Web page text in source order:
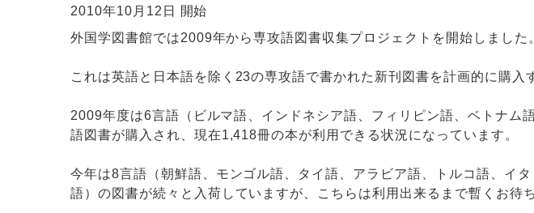
2010年10月12日 開始
外国学図書館では2009年から専攻語図書収集プロジェクトを開始しました
これは英語と日本語を除く23の専攻語で書かれた新刊図書を計画的に購入
2009年度は6言語（ビルマ語、インドネシア語、フィリピン語、ベトナム
語図書が購入され、現在1,418冊の本が利用できる状況になっています。
今年は8言語（朝鮮語、モンゴル語、タイ語、アラビア語、トルコ語、イ
語）の図書が続々と入荷していますが、こちらは利用出来るまで暫くお待